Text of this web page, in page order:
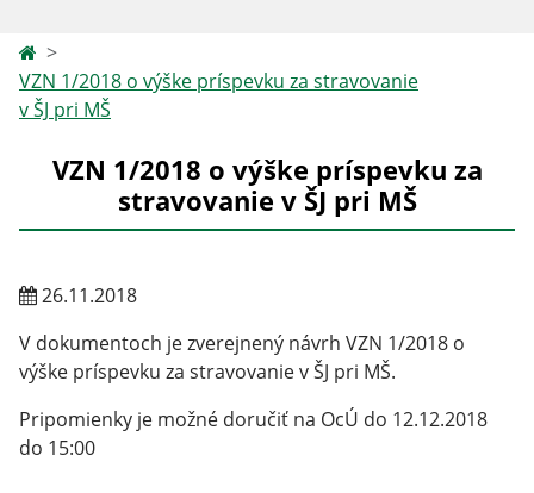
VZN 1/2018 o výške príspevku za stravovanie
v ŠJ pri MŠ
VZN 1/2018 o výške príspevku za
stravovanie v ŠJ pri MŠ
26.11.2018
V dokumentoch je zverejnený návrh VZN 1/2018 o
výške príspevku za stravovanie v ŠJ pri MŠ.
Pripomienky je možné doručiť na OcÚ do 12.12.2018
do 15:00